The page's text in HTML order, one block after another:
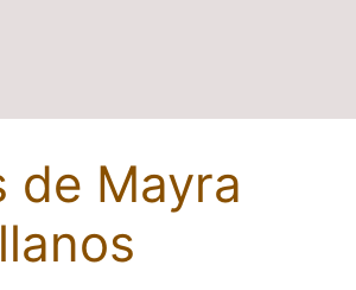
de Mayra